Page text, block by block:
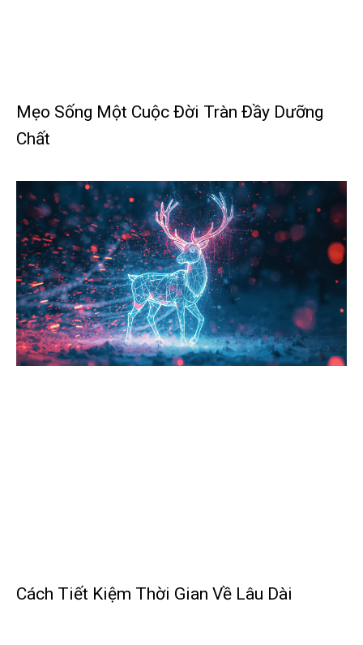
Mẹo Sống Một Cuộc Đời Tràn Đầy Dưỡng
Chất
Cách Tiết Kiệm Thời Gian Về Lâu Dài